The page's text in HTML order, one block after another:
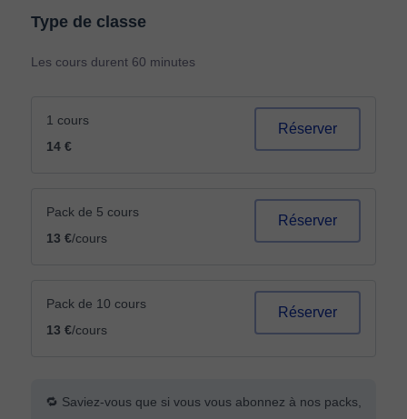
Type de classe
Les cours durent 60 minutes
1 cours
14 €
Réserver
Pack de 5 cours
13 €/cours
Réserver
Pack de 10 cours
13 €/cours
Réserver
🔁 Saviez-vous que si vous vous abonnez à nos packs,